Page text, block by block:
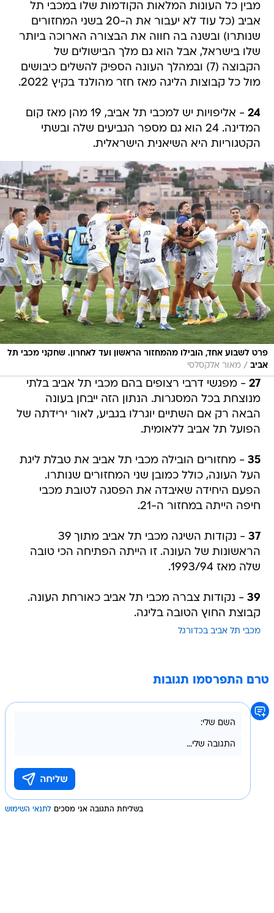
מבין כל העונות המלאות הקודמות שלו במכבי תל
אביב (כל עוד לא יעבור את ה-20 בשני המחזורים
שנותרו) ובשנה בה חווה את הבצורה הארוכה ביותר
שלו בישראל, אבל הוא גם מלך הבישולים של
הקבוצה (7) ובמהלך העונה הספיק להשלים כיבושים
מול כל קבוצות הליגה מאז חזר מהולנד בקיץ 2022.
24
- אליפויות יש למכבי תל אביב, 19 מהן מאז קום
המדינה. 24 הוא גם מספר הגביעים שלה ובשתי
הקטגוריות היא השיאנית הישראלית.
פרט לשבוע אחד, הובילו מהמחזור הראשון ועד לאחרון. שחקני מכבי תל
אביב / מאור אלקסלסי
27 - מפגשי דרבי רצופים בהם מכבי תל אביב בלתי
מנוצחת בכל המסגרות. הנתון הזה ייבחן בעונה
הבאה רק אם השתיים יוגרלו בגביע, לאור ירידתה של
הפועל תל אביב ללאומית.
35 - מחזורים הובילה מכבי תל אביב את טבלת ליגת
העל העונה, כולל כמובן שני המחזורים שנותרו.
הפעם היחידה שאיבדה את הפסגה לטובת מכבי
חיפה הייתה במחזור ה-21.
37
- נקודות השיגה מכבי תל אביב מתוך 39
הראשונות של העונה. זו הייתה הפתיחה הכי טובה
שלה מאז 1993/94.
39 - נקודות צברה מכבי תל אביב כאורחת העונה.
קבוצת החוץ הטובה בליגה.
מכבי תל אביב בכדורגל
טרם התפרסמו תגובות
בשליחת התגובה אני מסכים לתנאי השימוש